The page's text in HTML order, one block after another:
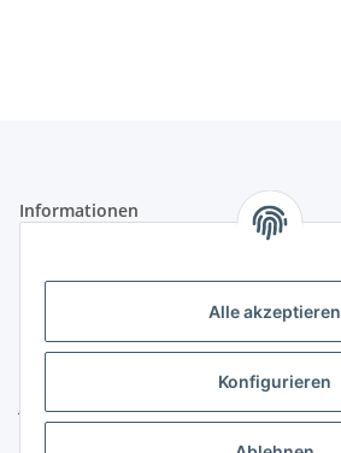
Alle akzeptieren
Konfigurieren
Informationen
Gesetzliche Informationen
Kontakt
Janßen Mediterrane Baustoffe
u. Handels GmbH